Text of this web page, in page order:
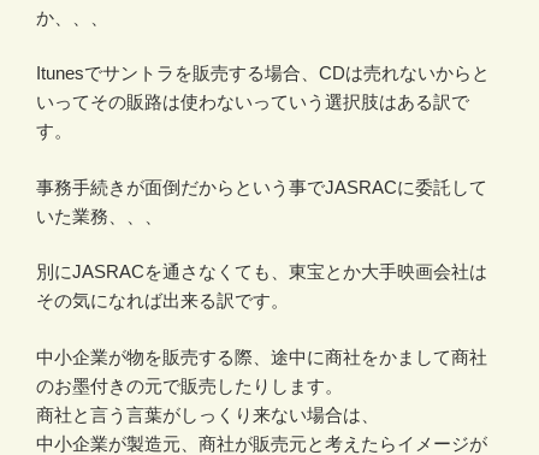
か、、、
Itunesでサントラを販売する場合、CDは売れないからと
いってその販路は使わないっていう選択肢はある訳で
す。
事務手続きが面倒だからという事でJASRACに委託して
いた業務、、、
別にJASRACを通さなくても、東宝とか大手映画会社は
その気になれば出来る訳です。
中小企業が物を販売する際、途中に商社をかまして商社
のお墨付きの元で販売したりします。
商社と言う言葉がしっくり来ない場合は、
中小企業が製造元、商社が販売元と考えたらイメージが